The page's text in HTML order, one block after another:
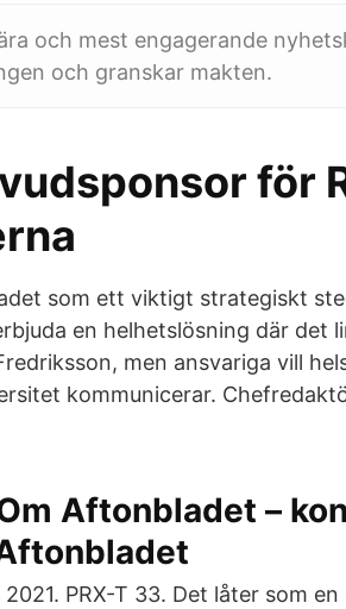
och mest engagerande
och granskar makten.
för
som ett viktigt strategiskt
en helhetslösning där det
men ansvariga vill
kommunicerar.
Aftonbladet –
PRX-T 33. Det låter som